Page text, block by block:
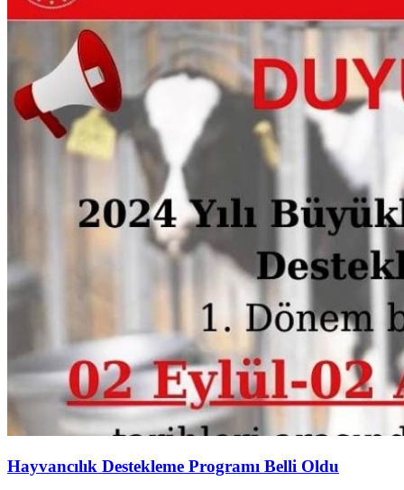
Hayvancılık Destekleme Programı Belli Oldu